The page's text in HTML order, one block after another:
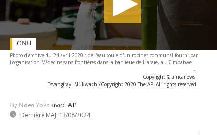
Photo d'archive du 24 avril 2020 : de l'eau coule d'un robinet communal fourni par
l'organisation Médecins sans frontières dans la banlieue de Harare, au Zimbabwe
-
Copyright © africanews
Tsvangirayi Mukwazhi/Copyright 2020 The AP. All rights reserved.
By Ndea Yoka avec AP
Dernière MAJ: 13/08/2024
ONU